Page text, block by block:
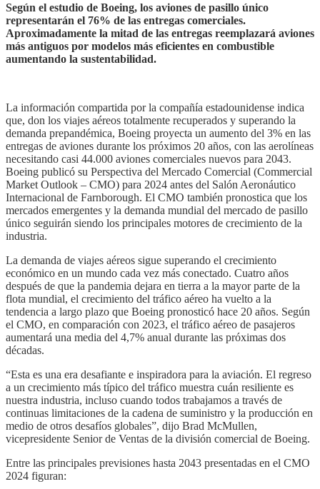
Según el estudio de Boeing, los aviones de pasillo único
representarán el 76% de las entregas comerciales.
Aproximadamente la mitad de las entregas reemplazará aviones
más antiguos por modelos más eficientes en combustible
aumentando la sustentabilidad.
La información compartida por la compañía estadounidense indica
que, don los viajes aéreos totalmente recuperados y superando la
demanda prepandémica, Boeing proyecta un aumento del 3% en las
entregas de aviones durante los próximos 20 años, con las aerolíneas
necesitando casi 44.000 aviones comerciales nuevos para 2043.
Boeing publicó su Perspectiva del Mercado Comercial (Commercial
Market Outlook – CMO) para 2024 antes del Salón Aeronáutico
Internacional de Farnborough. El CMO también pronostica que los
mercados emergentes y la demanda mundial del mercado de pasillo
único seguirán siendo los principales motores de crecimiento de la
industria.
La demanda de viajes aéreos sigue superando el crecimiento
económico en un mundo cada vez más conectado. Cuatro años
después de que la pandemia dejara en tierra a la mayor parte de la
flota mundial, el crecimiento del tráfico aéreo ha vuelto a la
tendencia a largo plazo que Boeing pronosticó hace 20 años. Según
el CMO, en comparación con 2023, el tráfico aéreo de pasajeros
aumentará una media del 4,7% anual durante las próximas dos
décadas.
“Esta es una era desafiante e inspiradora para la aviación. El regreso
a un crecimiento más típico del tráfico muestra cuán resiliente es
nuestra industria, incluso cuando todos trabajamos a través de
continuas limitaciones de la cadena de suministro y la producción en
medio de otros desafíos globales”, dijo Brad McMullen,
vicepresidente Senior de Ventas de la división comercial de Boeing.
Entre las principales previsiones hasta 2043 presentadas en el CMO
2024 figuran: